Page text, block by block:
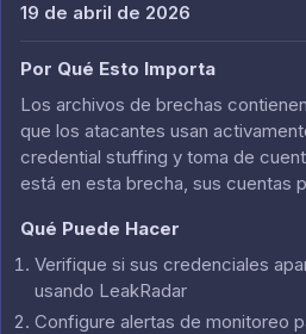
19 de abril de 2026
Por Qué Esto Importa
Los archivos de brechas
que los atacantes usan
credential stuffing y toma de
está en esta brecha, sus cuentas
Qué Puede Hacer
Verifique si sus credenciales
usando LeakRadar
Configure alertas de monitoreo